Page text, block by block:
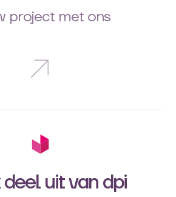
project met ons
uit van dpi